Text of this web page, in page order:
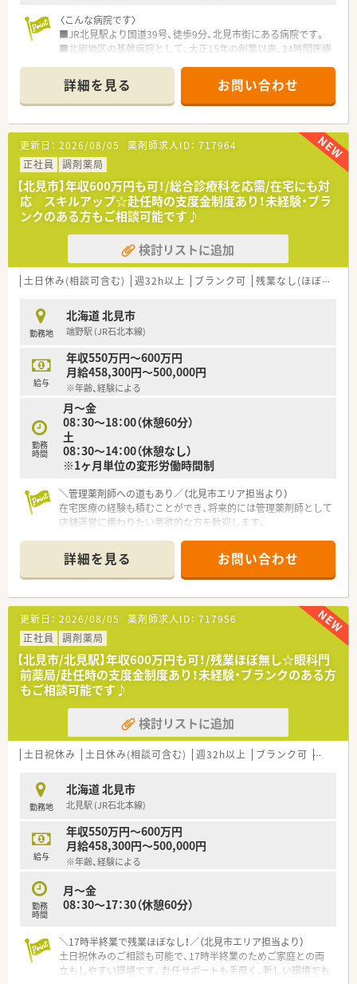
未経験、ブランクのある方もご相談に応じます。お気軽にお問い
合わせください！
〈こんな病院です〉
■JR北見駅より国道39号、徒歩9分、北見市街にある病院です。
■北網地区の基幹病院として、大正15年の創業以来、24時間医療
■清潔感のある綺麗な病院です。
■病床数300床（一般病棟 256床 療養型病棟 44床）
■外科、内科、整形外科、脳神経外科、泌尿器科、循環器内科、心療
内科、皮膚科、リハビリテーション科など複数の診療科があり救
急医療に対応していますので、様々な症例にふれることができま
す。
■病院薬剤師としてキャリアアップしたい方にオススメです。
■新卒の方や未経験の方も歓迎。スキルを習得できる環境が整
っています。
〈働き方について〉
■外来は院外処方の為、入院患者様の対応がメインとなります。
■病棟業務や注射剤の混注、抗がん剤のミキシング、高カロリー
輸液（TPN）調製など、病院薬剤師として幅広いスキルが身に付き
ます。
制です。
■電子カルテ導入◎効率的に働けます。
〈オススメポイント〉
■病院薬剤師として幅広い業務に触れることができます。スキ
ルアップには最適な環境です。
■未経験の方も歓迎！病院薬剤師にチャレンジしてみたい方、ぜ
ひご応募ください。
■市内中心部で通勤も便利です。
■平日は17時30分まで、残業は月10時間未満。プライベートと
メリハリをつけてご就業いただけます。
■安定基盤の基幹病院なので、長期的なキャリア形成と高年収を
■薬局内の人間関係も良く、コミュニケーションや連携も取りや
すい環境です。
■20～40代までの幅広い年代の方が活躍しています。
詳細を見る お問い合わせ
更新日： 2026/08/05 薬剤師求人ID： 717964
正社員
調剤薬局
【北見市】年収600万円も可！/総合診療科を応需/在宅にも対
応 スキルアップ☆赴任時の支度金制度あり！未経験・ブラ
ンクのある方もご相談可能です♪
検討リストに追加
土日休み(相談可含む) 週32h以上 ブランク可 残業なし(ほぼなし含む)
勤務地
北海道 北見市
端野駅 (JR石北本線)
給与
年収550万円～600万円
月給458,300円～500,000円
※年齢、経験による
勤務
時間
月～金
08：30～18：00（休憩60分）
土
08：30～14：00（休憩なし）
※1ヶ月単位の変形労働時間制
＼管理薬剤師への道もあり／（北見市エリア担当より）
在宅医療の経験も積むことができ、将来的には管理薬剤師として
店舗運営に携わりたい意欲的な方を歓迎します。
【店舗情報と応需状況について】
■最寄り駅の端野駅から車で6分ほどの場所に位置しており、毎
日の通勤にも便利な環境が整っている調剤薬局です。
■内科や消化器科に加えて在宅などの処方箋を1日あたり30枚
から40枚ほど応需している店舗です。
■約1,200品目の医薬品を取り扱っており、地域の患者さまの
様々なニーズにお応えできる体制を整えています。
【企業紹介】
■市内に4店舗を運営する調剤薬局です。地域に密着のかかりつ
け薬剤師として活躍しませんか。
■将来的に管理薬剤師として活躍したい方にもキャリアアップ
のチャンスも！地元で長くお勤めしたいと考えている方を歓迎し
ます。
るかかりつけ薬局を目指している法人です。
【このような方にオススメ】
■残業が少なく、ご家族との時間やご自身の時間をしっかりと大
切にしたい方
■手厚い住宅補助や転居費用のサポートを活用して、心機一転新
しい環境でチャレンジしたい方
ポートを受けながらもう一度頑張りたい方
合わせください！
詳細を見る お問い合わせ
更新日： 2026/08/05 薬剤師求人ID： 717956
正社員
調剤薬局
【北見市/北見駅】年収600万円も可！/残業ほぼ無し☆眼科門
前薬局/赴任時の支度金制度あり！未経験・ブランクのある方
もご相談可能です♪
検討リストに追加
土日祝休み 土日休み(相談可含む) 週32h以上 ブランク可 残業な
勤務地
北海道 北見市
北見駅 (JR石北本線)
給与
年収550万円～600万円
月給458,300円～500,000円
※年齢、経験による
勤務
時間
月～金
08：30～17：30（休憩60分）
＼17時半終業で残業ほぼなし！／（北見市エリア担当より）
土日祝休みのご相談も可能で、17時半終業のためご家庭との両
立もしやすい環境です。赴任サポートも手厚く、新しい環境でも